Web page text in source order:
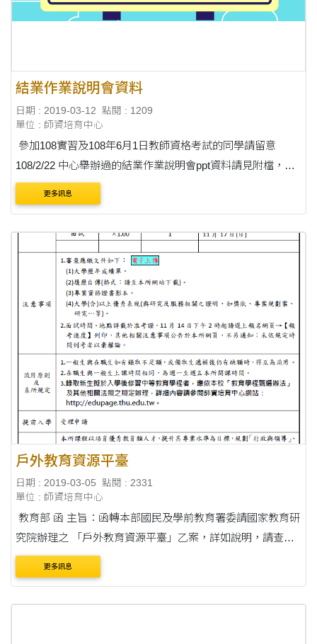
結業作業說明會資料
日期 : 2019-03-12
點閱 : 1209
單位 : 師資培育中心
參加108實習及108年6月1日教師資格考試的同學請留意
108/2/22 中心舉辦過的結業作業說明會ppt資料請見附檔，謝
謝！
更多訊息
戶外教育資源平臺
日期 : 2019-03-05
點閱 : 2331
單位 : 師資培育中心
教育部 函 主旨：函轉本部國民及學前教育署委請國家教育研
究院辦理之 「戶外教育資源平臺」乙案，詳如說明，請查
照。 說明： 一、依據本部國民及學前教育署108年2月23日臺
教國署國字第 1080002735號函辦理。 二....
更多訊息